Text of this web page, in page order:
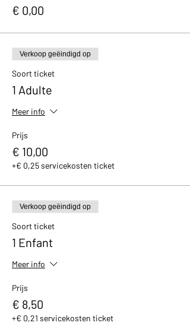
€ 0,00
Verkoop geëindigd op
Soort ticket
1 Adulte
Meer info
Prijs
€ 10,00
+€ 0,25 servicekosten ticket
Verkoop geëindigd op
Soort ticket
1 Enfant
Meer info
Prijs
€ 8,50
+€ 0,21 servicekosten ticket